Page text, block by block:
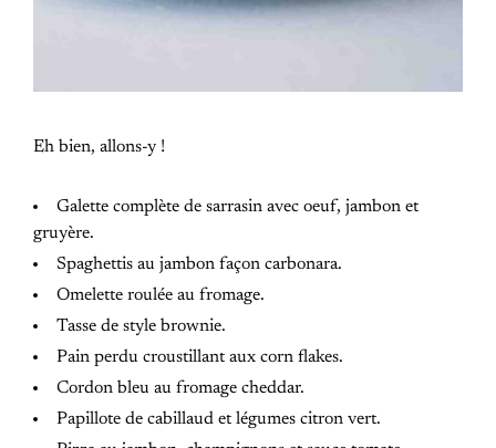
Eh bien, allons-y !
Galette complète de sarrasin avec oeuf, jambon et
gruyère.
Spaghettis au jambon façon carbonara.
Omelette roulée au fromage.
Tasse de style brownie.
Pain perdu croustillant aux corn flakes.
Cordon bleu au fromage cheddar.
Papillote de cabillaud et légumes citron vert.